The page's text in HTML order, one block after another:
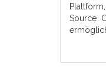
Source